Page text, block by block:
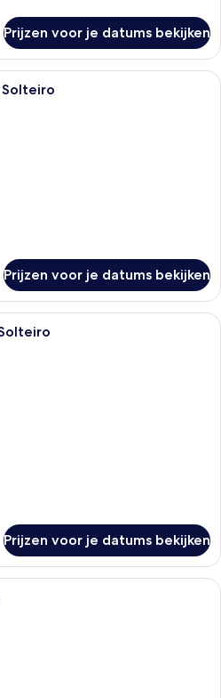
Prijzen voor je datums bekijken
Een hotelkamer met twee bedden,
Solteiro
Prijzen voor je datums bekijken
Een hotelkamer met twee bedden,
Prijzen voor je datums bekijken
Een hotelkamer met een groot bed,